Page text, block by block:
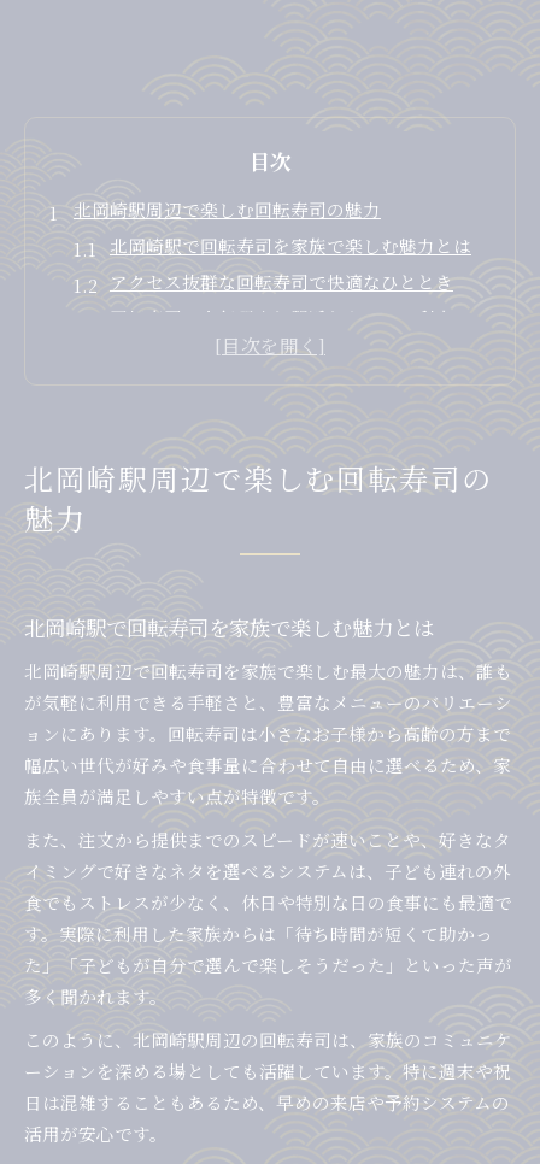
目次
北岡崎駅周辺で楽しむ回転寿司の魅力
北岡崎駅で回転寿司を家族で楽しむ魅力とは
アクセス抜群な回転寿司で快適なひととき
回転寿司の人気理由と駅近ならではの利点
家族で使いやすい回転寿司のポイント紹介
北岡崎駅周辺回転寿司の特徴を徹底解説
家族連れに最適な回転寿司選びの条件
予約がしやすい回転寿司が人気の理由
満足度が高い回転寿司を探すコツ
予約や口コミで選ぶ満足度高い回転寿司
回転寿司ランキングを活用した選び方の工夫
家族向け回転寿司の評価ポイントとは何か
回転寿司の口コミ評価を徹底解説
回転寿司の口コミを比較して選ぶメリット
実際の利用者が語る回転寿司の満足ポイント
口コミ評価が高い回転寿司の特徴を分析
回転寿司選びで参考にしたい口コミ活用法
家族連れに人気の回転寿司口コミまとめ
予約しやすい回転寿司利用のポイント
ネット予約対応の回転寿司で待ち時間短縮
予約が快適な回転寿司の選び方と利点
北岡崎駅周辺で楽しむ回転寿司の
魅力
北岡崎駅で回転寿司を家族で楽しむ魅力とは
北岡崎駅周辺で回転寿司を家族で楽しむ最大の魅力は、誰も
が気軽に利用できる手軽さと、豊富なメニューのバリエーシ
ョンにあります。回転寿司は小さなお子様から高齢の方まで
幅広い世代が好みや食事量に合わせて自由に選べるため、家
族全員が満足しやすい点が特徴です。
また、注文から提供までのスピードが速いことや、好きなタ
イミングで好きなネタを選べるシステムは、子ども連れの外
食でもストレスが少なく、休日や特別な日の食事にも最適で
す。実際に利用した家族からは「待ち時間が短くて助かっ
た」「子どもが自分で選んで楽しそうだった」といった声が
多く聞かれます。
このように、北岡崎駅周辺の回転寿司は、家族のコミュニケ
ーションを深める場としても活躍しています。特に週末や祝
日は混雑することもあるため、早めの来店や予約システムの
活用が安心です。